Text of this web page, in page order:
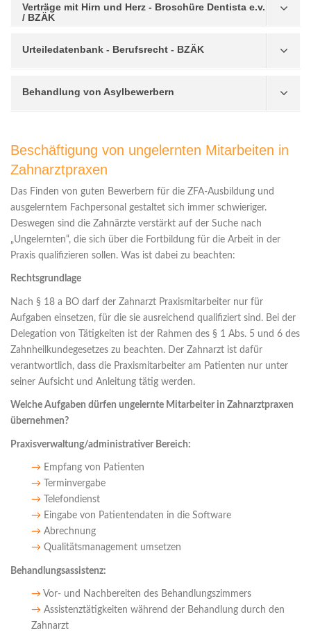
Verträge mit Hirn und Herz - Broschüre Dentista e.v.
/ BZÄK
Urteiledatenbank - Berufsrecht - BZÄK
Behandlung von Asylbewerbern
Beschäftigung von ungelernten Mitarbeiten in
Zahnarztpraxen
Das Finden von guten Bewerbern für die ZFA-Ausbildung und
ausgelerntem Fachpersonal gestaltet sich immer schwieriger.
Deswegen sind die Zahnärzte verstärkt auf der Suche nach
„Ungelernten“, die sich über die Fortbildung für die Arbeit in der
Praxis qualifizieren sollen. Was ist dabei zu beachten:
Rechtsgrundlage
Nach § 18 a BO darf der Zahnarzt Praxismitarbeiter nur für
Aufgaben einsetzen, für die sie ausreichend qualifiziert sind. Bei der
Delegation von Tätigkeiten ist der Rahmen des § 1 Abs. 5 und 6 des
Zahnheilkundegesetzes zu beachten. Der Zahnarzt ist dafür
verantwortlich, dass die Praxismitarbeiter am Patienten nur unter
seiner Aufsicht und Anleitung tätig werden.
Welche Aufgaben dürfen ungelernte Mitarbeiter in Zahnarztpraxen
übernehmen?
Praxisverwaltung/administrativer Bereich:
→ Empfang von Patienten
→ Terminvergabe
→ Telefondienst
→ Eingabe von Patientendaten in die Software
→ Abrechnung
→ Qualitätsmanagement umsetzen
Behandlungsassistenz:
→ Vor- und Nachbereiten des Behandlungszimmers
→ Assistenztätigkeiten während der Behandlung durch den
Zahnarzt